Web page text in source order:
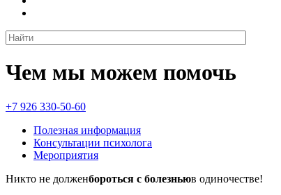
Чем мы можем помочь
+7 926 330-50-60
Полезная информация
Консультации психолога
Мероприятия
Никто не долженбороться с болезньюв одиночестве!